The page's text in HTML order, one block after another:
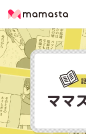
セ
レク
ト
ミュニ